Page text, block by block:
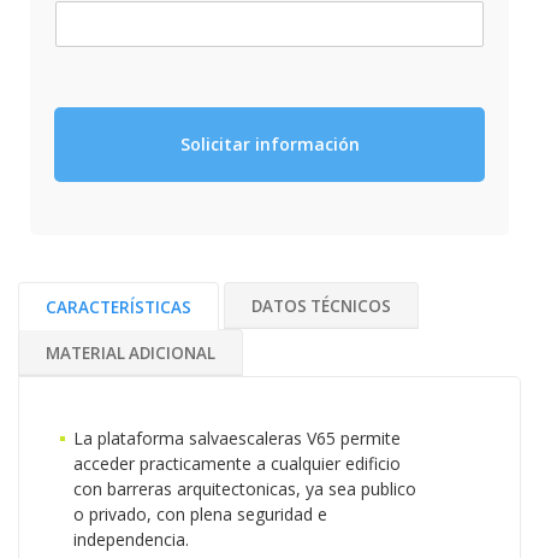
Solicitar información
CARACTERÍSTICAS DATOS TÉCNICOS
MATERIAL ADICIONAL
La plataforma salvaescaleras V65 permite
acceder practicamente a cualquier edificio
con barreras arquitectonicas, ya sea publico
o privado, con plena seguridad e
independencia.